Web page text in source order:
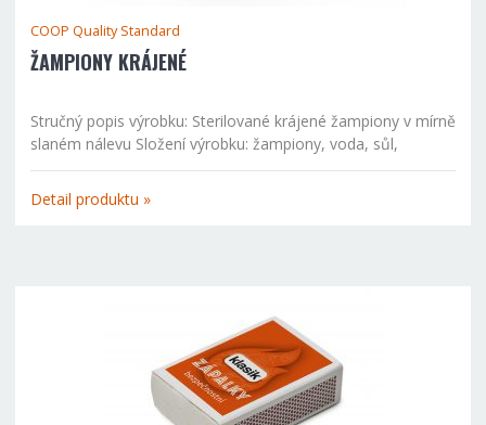
COOP Quality Standard
ŽAMPIONY KRÁJENÉ
Stručný popis výrobku: Sterilované krájené žampiony v mírně
slaném nálevu Složení výrobku: žampiony, voda, sůl,
regulátor kyselosti: kyselina citronová, antioxidant: kyselina
askorbová. Použité houby: žampion dvouvýtrusný...
Detail produktu »